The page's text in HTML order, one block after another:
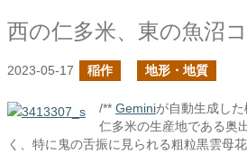
西の仁多米、東の魚沼
2023-05-17 稲作 地形・地質
/** Geminiが自動生成し
仁多米の生産地である奥
く、特に鬼の舌振に見られる粗粒黒雲母